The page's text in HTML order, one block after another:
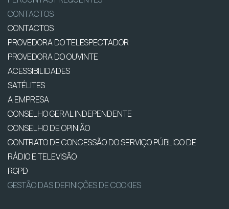
CONTACTOS
CONTACTOS
PROVEDORA DO TELESPECTADOR
PROVEDORA DO OUVINTE
ACESSIBILIDADES
SATÉLITES
A EMPRESA
CONSELHO GERAL INDEPENDENTE
CONSELHO DE OPINIÃO
CONTRATO DE CONCESSÃO DO SERVIÇO PÚBLICO DE
RÁDIO E TELEVISÃO
RGPD
GESTÃO DAS DEFINIÇÕES DE COOKIES